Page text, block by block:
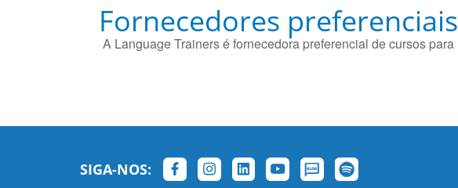
Fornecedores preferenciais
A Language Trainers é fornecedora preferencial de cursos para
SIGA-NOS: